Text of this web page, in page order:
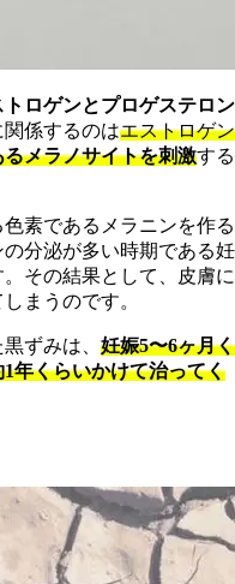
ロゲンとプロゲステロン
係するのはエストロゲン
メラノサイトを刺激する
素であるメラニンを作る
分泌が多い時期である妊
。その結果として、皮膚に
まうのです。
ずみは、 妊娠5〜6ヶ月く
年くらいかけて治ってく